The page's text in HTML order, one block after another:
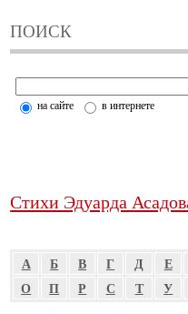
ПОИСК
на сайте в интернете
Стихи Эдуарда
А Б В Г Д Е
О
П Р С Т У